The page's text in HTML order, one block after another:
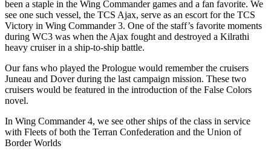
been a staple in the Wing Commander games and a fan favorite. We
see one such vessel, the TCS Ajax, serve as an escort for the TCS
Victory in Wing Commander 3. One of the staff’s favorite moments
during WC3 was when the Ajax fought and destroyed a Kilrathi
heavy cruiser in a ship-to-ship battle.
Our fans who played the Prologue would remember the cruisers
Juneau and Dover during the last campaign mission. These two
cruisers would be featured in the introduction of the False Colors
novel.
In Wing Commander 4, we see other ships of the class in service
with Fleets of both the Terran Confederation and the Union of
Border Worlds